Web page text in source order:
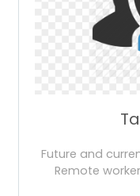
Future and
Remote